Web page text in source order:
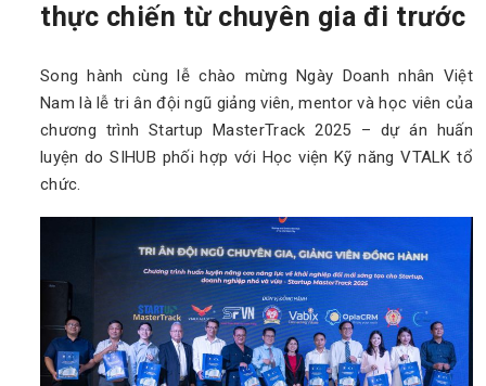
thực chiến từ chuyên gia đi trước
Song hành cùng lễ chào mừng Ngày Doanh nhân Việt
Nam là lễ tri ân đội ngũ giảng viên, mentor và học viên của
chương trình Startup MasterTrack 2025 – dự án huấn
luyện do SIHUB phối hợp với Học viện Kỹ năng VTALK tổ
chức.